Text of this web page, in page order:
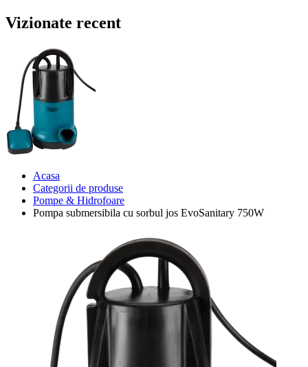
Vizionate recent
Acasa
Categorii de produse
Pompe & Hidrofoare
Pompa submersibila cu sorbul jos EvoSanitary 750W